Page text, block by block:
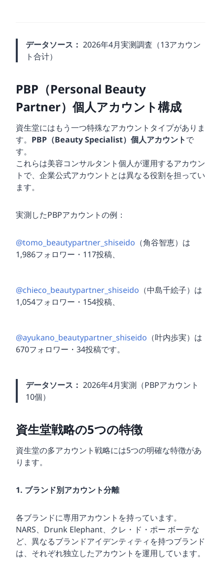
データソース： 2026年4月実测調査（13アカウン
ト合计）
PBP（Personal Beauty
Partner）個人アカウント構成
資生堂にはもう一つ特殊なアカウントタイプがありま
す。 PBP（Beauty Specialist）個人アカウントで
す。
これらは美容コンサルタント個人が運用するアカウン
トで、企業公式アカウントとは異なる役割を担ってい
ます。
実測したPBPアカウントの例：
@tomo_beautypartner_shiseido （角谷智恵）は
1,986フォロワー・117投稿、
@chieco_beautypartner_shiseido （中島千絵子）は
1,054フォロワー・154投稿、
@ayukano_beautypartner_shiseido （叶内歩実）は
670フォロワー・34投稿です。
データソース： 2026年4月実測（PBPアカウント
10個）
資生堂戦略の5つの特徴
資生堂の多アカウント戦略には5つの明確な特徴があ
ります。
1. ブランド別アカウント分離
各ブランドに専用アカウントを持っています。
NARS、Drunk Elephant、クレ・ド・ポー ボーテな
ど、異なるブランドアイデンティティを持つブランド
は、それぞれ独立したアカウントを運用しています。